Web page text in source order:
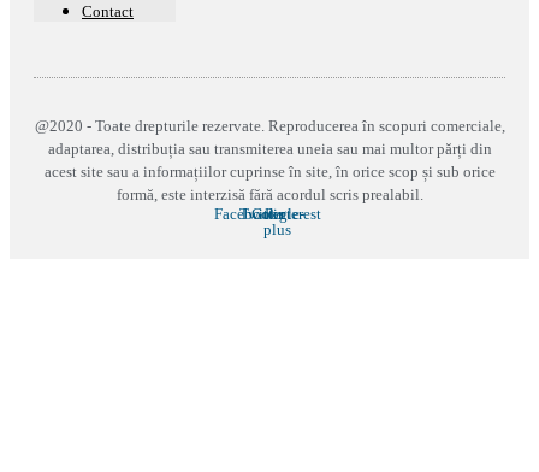
Contact
@2020 - Toate drepturile rezervate. Reproducerea în scopuri comerciale,
adaptarea, distribuția sau transmiterea uneia sau mai multor părți din
acest site sau a informațiilor cuprinse în site, în orice scop și sub orice
formă, este interzisă fără acordul scris prealabil.
Facebook
Twitter
Google-
plus
Pinterest